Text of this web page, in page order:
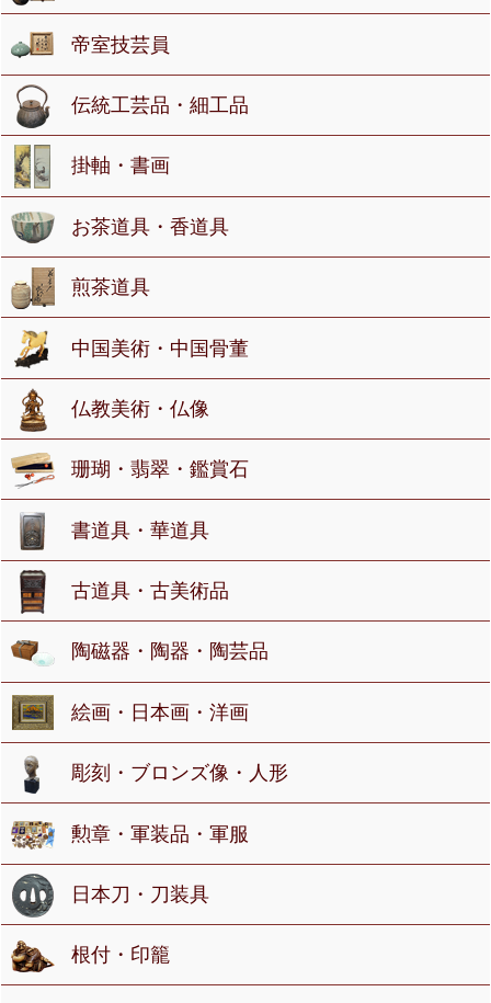
帝室技芸員
伝統工芸品・細工品
掛軸・書画
お茶道具・香道具
煎茶道具
中国美術・中国骨董
仏教美術・仏像
珊瑚・翡翠・鑑賞石
書道具・華道具
古道具・古美術品
陶磁器・陶器・陶芸品
絵画・日本画・洋画
彫刻・ブロンズ像・人形
勲章・軍装品・軍服
日本刀・刀装具
根付・印籠